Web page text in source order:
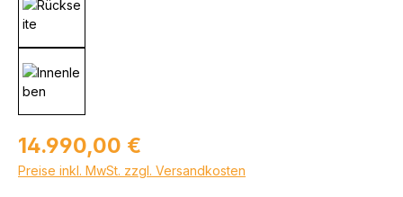
Regulärer Preis:
14.990,00 €
Preise inkl. MwSt. zzgl. Versandkosten